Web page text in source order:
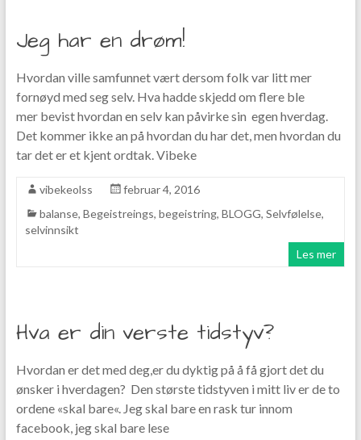
Jeg har en drøm!
Hvordan ville samfunnet vært dersom folk var litt mer
fornøyd med seg selv. Hva hadde skjedd om flere ble
mer bevist hvordan en selv kan påvirke sin egen hverdag.
Det kommer ikke an på hvordan du har det, men hvordan du
tar det er et kjent ordtak. Vibeke
vibekeolss
februar 4, 2016
balanse, Begeistreings, begeistring, BLOGG, Selvfølelse,
selvinnsikt
Les mer
Hva er din verste tidstyv?
Hvordan er det med deg,er du dyktig på å få gjort det du
ønsker i hverdagen? Den største tidstyven i mitt liv er de to
ordene «skal bare«. Jeg skal bare en rask tur innom
facebook, jeg skal bare lese